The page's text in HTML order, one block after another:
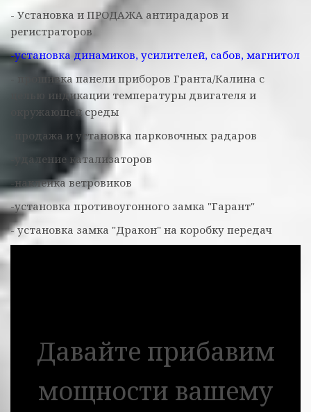
- Установка и ПРОДАЖА антирадаров и
регистраторов
-установка динамиков, усилителей, сабов, магнитол
- прошивка панели приборов Гранта/Калина с
целью индикации температуры двигателя и
окружающей среды
-продажа и установка парковочных радаров
-удаление катализаторов
-наклейка ветровиков
-установка противоугонного замка "Гарант"
- установка замка "Дракон" на коробку передач
Давайте прибавим
мощности вашему